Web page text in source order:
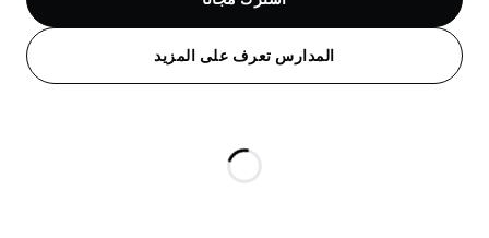
المدارس تعرف على المزيد